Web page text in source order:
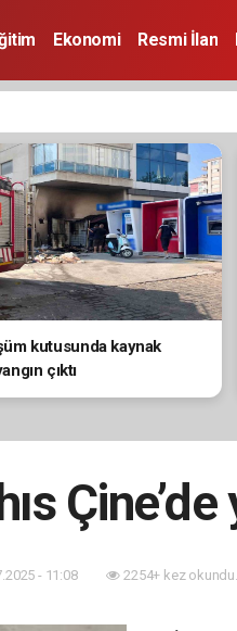
Ekonomi Resmi İlan
kutusunda kaynak
çıktı
Çine’de
- 11:08 2254+ kez okundu.